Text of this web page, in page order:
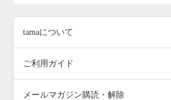
tamaについて
ご利用ガイド
メールマガジン購読・解除